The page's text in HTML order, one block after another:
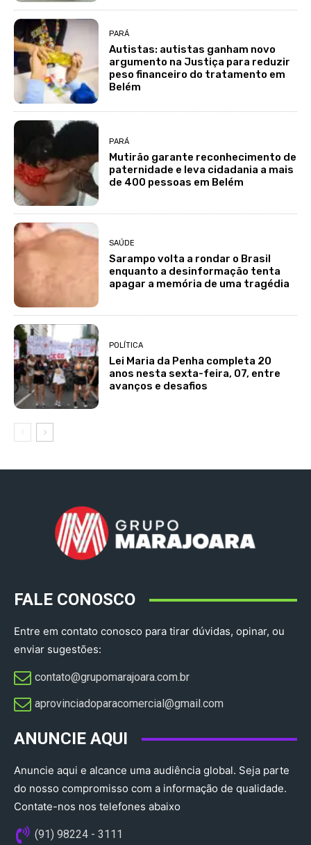
PARÁ
Autistas: autistas ganham novo
argumento na Justiça para reduzir
peso financeiro do tratamento em
Belém
PARÁ
Mutirão garante reconhecimento de
paternidade e leva cidadania a mais
de 400 pessoas em Belém
SAÚDE
Sarampo volta a rondar o Brasil
enquanto a desinformação tenta
apagar a memória de uma tragédia
POLÍTICA
Lei Maria da Penha completa 20
anos nesta sexta-feira, 07, entre
avanços e desafios
FALE CONOSCO
Entre em contato conosco para tirar dúvidas, opinar, ou
enviar sugestões:
contato@grupomarajoara.com.br
aprovinciadoparacomercial@gmail.com​
ANUNCIE AQUI
Anuncie aqui e alcance uma audiência global. Seja parte
do nosso compromisso com a informação de qualidade.
Contate-nos nos telefones abaixo
(91) 98224 - 3111